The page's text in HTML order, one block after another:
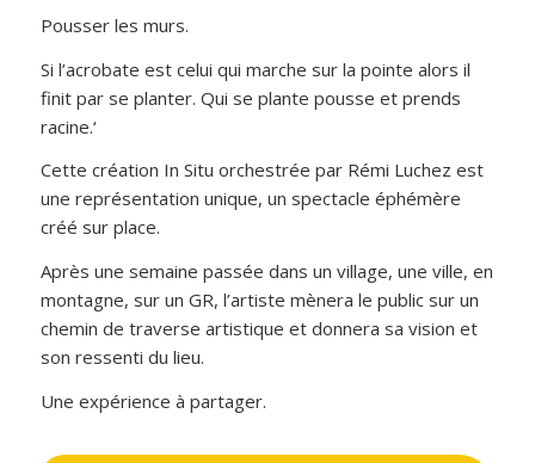
Pousser les murs.
Si l’acrobate est celui qui marche sur la pointe alors il
finit par se planter. Qui se plante pousse et prends
racine.‘
Cette création In Situ orchestrée par Rémi Luchez est
une représentation unique, un spectacle éphémère
créé sur place.
Après une semaine passée dans un village, une ville, en
montagne, sur un GR, l’artiste mènera le public sur un
chemin de traverse artistique et donnera sa vision et
son ressenti du lieu.
Une expérience à partager.